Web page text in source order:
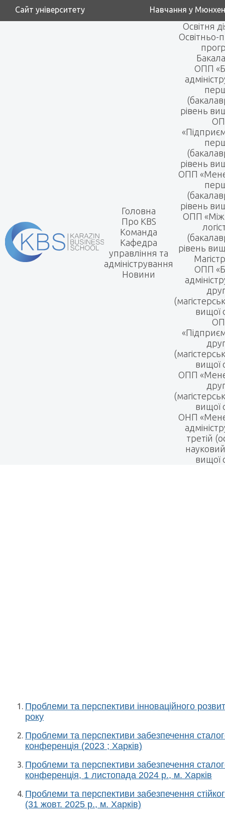
Сайт університету Навчання у
Головна
Про KBS
Команда
Кафедра
управління та
адміністрування
Новини
Освітня
Освітньо-
ОПП
рівень
рівень
ОПП
рівень
ОПП
рівень
ОПП
вищої
вищої
ОПП
вищої
ОНП
третій
вищої
Проблеми та перспективи інноваційного
року
Проблеми та перспективи забезпечення
конференція (2023 ; Харків)
Проблеми та перспективи забезпечення
конференція, 1 листопада 2024 р., м. Харків
Проблеми та перспективи забезпечення
(31 жовт. 2025 р., м. Харків)